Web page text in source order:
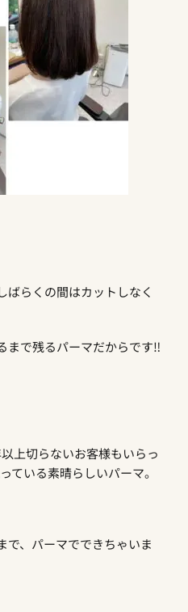
ばらくの間はカットしなく
まで残るパーマだからです‼︎
上切らないお客様もいらっ
ている素晴らしいパーマ。
で、パーマでできちゃいま